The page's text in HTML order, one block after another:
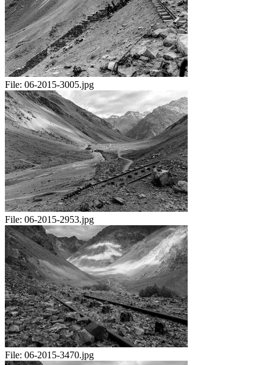
File: 06-2015-3005.jpg
File: 06-2015-2953.jpg
File: 06-2015-3470.jpg